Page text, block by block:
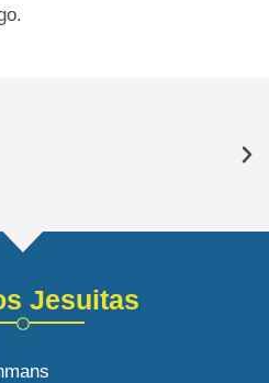
Jesuitas